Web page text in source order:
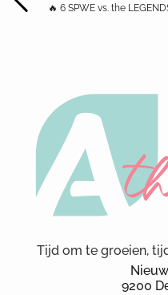
Tijd om te groeien,
9200